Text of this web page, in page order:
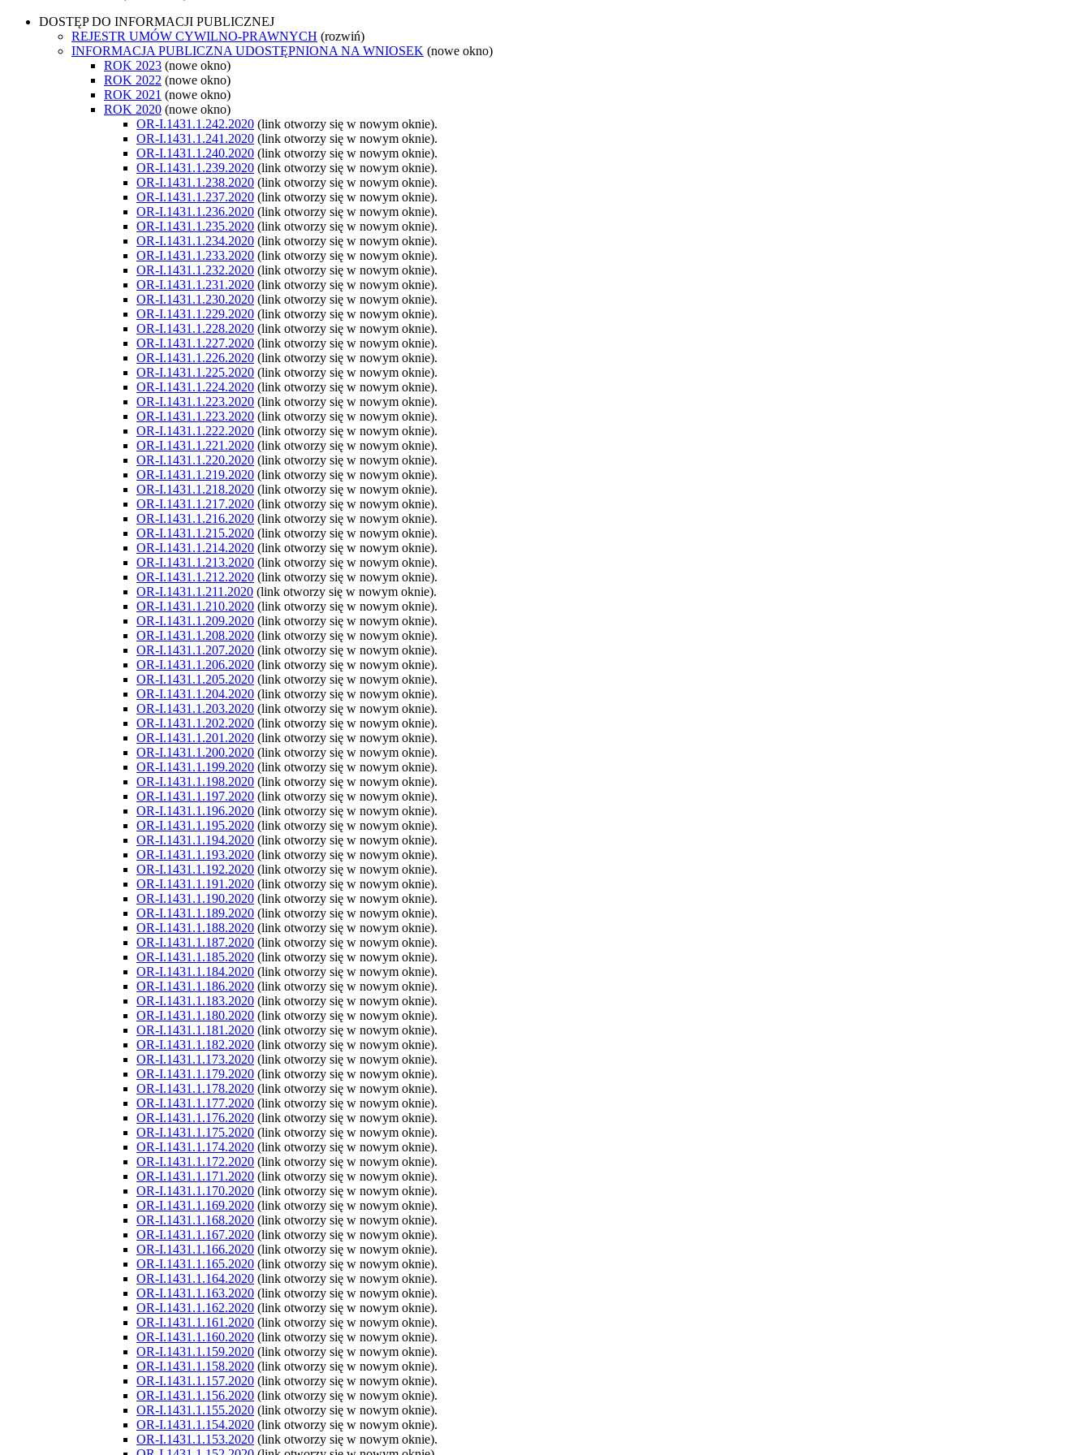
DOSTĘP DO INFORMACJI PUBLICZNEJ
REJESTR UMÓW CYWILNO-PRAWNYCH (rozwiń)
INFORMACJA PUBLICZNA UDOSTĘPNIONA NA WNIOSEK (nowe okno)
ROK 2023 (nowe okno)
ROK 2022 (nowe okno)
ROK 2021 (nowe okno)
ROK 2020 (nowe okno)
OR-I.1431.1.242.2020 (link otworzy się w nowym oknie).
OR-I.1431.1.241.2020 (link otworzy się w nowym oknie).
OR-I.1431.1.240.2020 (link otworzy się w nowym oknie).
OR-I.1431.1.239.2020 (link otworzy się w nowym oknie).
OR-I.1431.1.238.2020 (link otworzy się w nowym oknie).
OR-I.1431.1.237.2020 (link otworzy się w nowym oknie).
OR-I.1431.1.236.2020 (link otworzy się w nowym oknie).
OR-I.1431.1.235.2020 (link otworzy się w nowym oknie).
OR-I.1431.1.234.2020 (link otworzy się w nowym oknie).
OR-I.1431.1.233.2020 (link otworzy się w nowym oknie).
OR-I.1431.1.232.2020 (link otworzy się w nowym oknie).
OR-I.1431.1.231.2020 (link otworzy się w nowym oknie).
OR-I.1431.1.230.2020 (link otworzy się w nowym oknie).
OR-I.1431.1.229.2020 (link otworzy się w nowym oknie).
OR-I.1431.1.228.2020 (link otworzy się w nowym oknie).
OR-I.1431.1.227.2020 (link otworzy się w nowym oknie).
OR-I.1431.1.226.2020 (link otworzy się w nowym oknie).
OR-I.1431.1.225.2020 (link otworzy się w nowym oknie).
OR-I.1431.1.224.2020 (link otworzy się w nowym oknie).
OR-I.1431.1.223.2020 (link otworzy się w nowym oknie).
OR-I.1431.1.223.2020 (link otworzy się w nowym oknie).
OR-I.1431.1.222.2020 (link otworzy się w nowym oknie).
OR-I.1431.1.221.2020 (link otworzy się w nowym oknie).
OR-I.1431.1.220.2020 (link otworzy się w nowym oknie).
OR-I.1431.1.219.2020 (link otworzy się w nowym oknie).
OR-I.1431.1.218.2020 (link otworzy się w nowym oknie).
OR-I.1431.1.217.2020 (link otworzy się w nowym oknie).
OR-I.1431.1.216.2020 (link otworzy się w nowym oknie).
OR-I.1431.1.215.2020 (link otworzy się w nowym oknie).
OR-I.1431.1.214.2020 (link otworzy się w nowym oknie).
OR-I.1431.1.213.2020 (link otworzy się w nowym oknie).
OR-I.1431.1.212.2020 (link otworzy się w nowym oknie).
OR-I.1431.1.211.2020 (link otworzy się w nowym oknie).
OR-I.1431.1.210.2020 (link otworzy się w nowym oknie).
OR-I.1431.1.209.2020 (link otworzy się w nowym oknie).
OR-I.1431.1.208.2020 (link otworzy się w nowym oknie).
OR-I.1431.1.207.2020 (link otworzy się w nowym oknie).
OR-I.1431.1.206.2020 (link otworzy się w nowym oknie).
OR-I.1431.1.205.2020 (link otworzy się w nowym oknie).
OR-I.1431.1.204.2020 (link otworzy się w nowym oknie).
OR-I.1431.1.203.2020 (link otworzy się w nowym oknie).
OR-I.1431.1.202.2020 (link otworzy się w nowym oknie).
OR-I.1431.1.201.2020 (link otworzy się w nowym oknie).
OR-I.1431.1.200.2020 (link otworzy się w nowym oknie).
OR-I.1431.1.199.2020 (link otworzy się w nowym oknie).
OR-I.1431.1.198.2020 (link otworzy się w nowym oknie).
OR-I.1431.1.197.2020 (link otworzy się w nowym oknie).
OR-I.1431.1.196.2020 (link otworzy się w nowym oknie).
OR-I.1431.1.195.2020 (link otworzy się w nowym oknie).
OR-I.1431.1.194.2020 (link otworzy się w nowym oknie).
OR-I.1431.1.193.2020 (link otworzy się w nowym oknie).
OR-I.1431.1.192.2020 (link otworzy się w nowym oknie).
OR-I.1431.1.191.2020 (link otworzy się w nowym oknie).
OR-I.1431.1.190.2020 (link otworzy się w nowym oknie).
OR-I.1431.1.189.2020 (link otworzy się w nowym oknie).
OR-I.1431.1.188.2020 (link otworzy się w nowym oknie).
OR-I.1431.1.187.2020 (link otworzy się w nowym oknie).
OR-I.1431.1.185.2020 (link otworzy się w nowym oknie).
OR-I.1431.1.184.2020 (link otworzy się w nowym oknie).
OR-I.1431.1.186.2020 (link otworzy się w nowym oknie).
OR-I.1431.1.183.2020 (link otworzy się w nowym oknie).
OR-I.1431.1.180.2020 (link otworzy się w nowym oknie).
OR-I.1431.1.181.2020 (link otworzy się w nowym oknie).
OR-I.1431.1.182.2020 (link otworzy się w nowym oknie).
OR-I.1431.1.173.2020 (link otworzy się w nowym oknie).
OR-I.1431.1.179.2020 (link otworzy się w nowym oknie).
OR-I.1431.1.178.2020 (link otworzy się w nowym oknie).
OR-I.1431.1.177.2020 (link otworzy się w nowym oknie).
OR-I.1431.1.176.2020 (link otworzy się w nowym oknie).
OR-I.1431.1.175.2020 (link otworzy się w nowym oknie).
OR-I.1431.1.174.2020 (link otworzy się w nowym oknie).
OR-I.1431.1.172.2020 (link otworzy się w nowym oknie).
OR-I.1431.1.171.2020 (link otworzy się w nowym oknie).
OR-I.1431.1.170.2020 (link otworzy się w nowym oknie).
OR-I.1431.1.169.2020 (link otworzy się w nowym oknie).
OR-I.1431.1.168.2020 (link otworzy się w nowym oknie).
OR-I.1431.1.167.2020 (link otworzy się w nowym oknie).
OR-I.1431.1.166.2020 (link otworzy się w nowym oknie).
OR-I.1431.1.165.2020 (link otworzy się w nowym oknie).
OR-I.1431.1.164.2020 (link otworzy się w nowym oknie).
OR-I.1431.1.163.2020 (link otworzy się w nowym oknie).
OR-I.1431.1.162.2020 (link otworzy się w nowym oknie).
OR-I.1431.1.161.2020 (link otworzy się w nowym oknie).
OR-I.1431.1.160.2020 (link otworzy się w nowym oknie).
OR-I.1431.1.159.2020 (link otworzy się w nowym oknie).
OR-I.1431.1.158.2020 (link otworzy się w nowym oknie).
OR-I.1431.1.157.2020 (link otworzy się w nowym oknie).
OR-I.1431.1.156.2020 (link otworzy się w nowym oknie).
OR-I.1431.1.155.2020 (link otworzy się w nowym oknie).
OR-I.1431.1.154.2020 (link otworzy się w nowym oknie).
OR-I.1431.1.153.2020 (link otworzy się w nowym oknie).